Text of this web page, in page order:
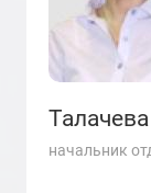
начальник